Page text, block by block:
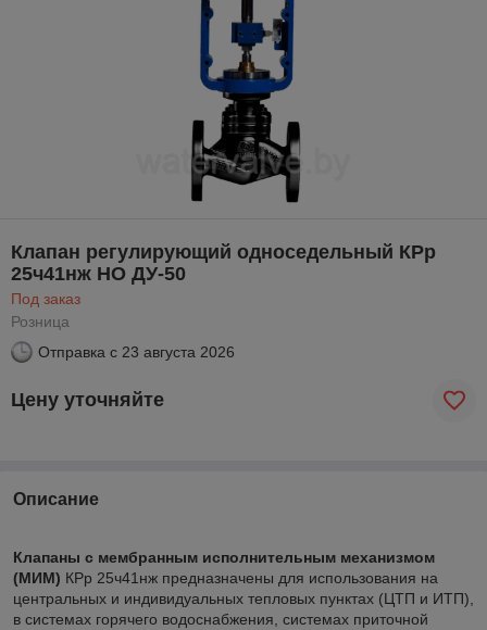
Клапан регулирующий односедельный КРр
25ч41нж НО ДУ-50
Под заказ
Розница
Отправка с 23 августа 2026
Цену уточняйте
Описание
Клапаны с мембранным исполнительным механизмом
(МИМ) КРр 25ч41нж предназначены для использования на
центральных и индивидуальных тепловых пунктах (ЦТП и ИТП),
в системах горячего водоснабжения, системах приточной